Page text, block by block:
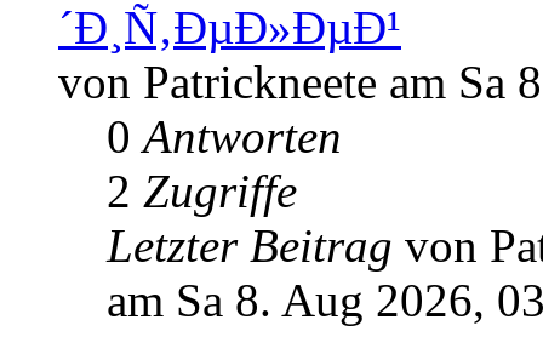
´Ð¸Ñ‚ÐµÐ»ÐµÐ¹
von Patrickneete am Sa
0Antworten
2 Zugriffe
Letzter Beitrag von
am Sa 8. Aug 2026,